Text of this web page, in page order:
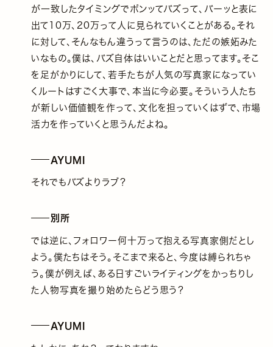
が一致したタイミングでポンッてバズって、バーッと表に
出て10万、20万って人に見られていくことがある。それ
に対して、そんなもん違うって言うのは、ただの嫉妬みた
いなもの。僕は、バズ自体はいいことだと思ってます。そこ
を足がかりにして、若手たちが人気の写真家になってい
くルートはすごく大事で、本当に今必要。そういう人たち
が新しい価値観を作って、文化を担っていくはずで、市場
活力を作っていくと思うんだよね。
AYUMI
それでもバズよりラブ？
別所
では逆に、フォロワー何十万って抱える写真家側だとし
よう。僕たちはそう。そこまで来ると、今度は縛られちゃ
う。僕が例えば、ある日すごいライティングをかっちりし
た人物写真を撮り始めたらどう思う？
AYUMI